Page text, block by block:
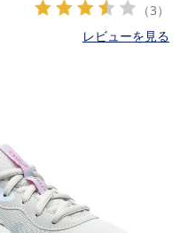
（3）
レビューを見る